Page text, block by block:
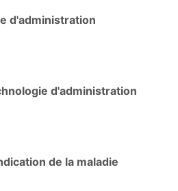
d'administration
d'administration
de la maladie